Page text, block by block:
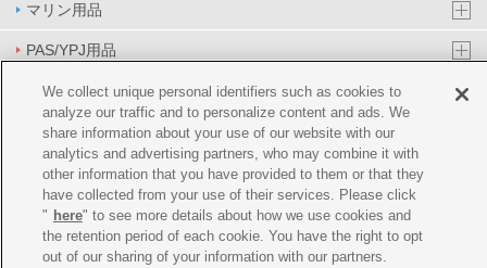
マリン用品
PAS/YPJ用品
その他用品
イベント&エンターテイメント
オンラインショップ
企業情報
ご利用規約 推薦環境 プライバシーポリシー Cookie ポリシー
We collect unique personal identifiers such as cookies to
analyze our traffic and to personalize content and ads. We
share information about your use of our website with our
analytics and advertising partners, who may combine it with
other information that you have provided to them or that they
have collected from your use of their services. Please click
" here" to see more details about how we use cookies and
the retention period of each cookie. You have the right to opt
out of our sharing of your information with our partners.